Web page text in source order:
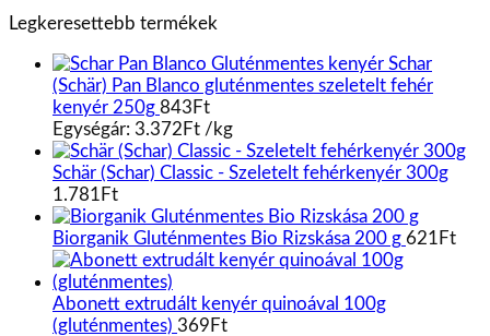
Legkeresettebb termékek
Schar
(Schär) Pan Blanco gluténmentes szeletelt fehér
kenyér 250g 843 Ft
Egységár: 3.372 Ft /kg
Schär (Schar) Classic - Szeletelt fehérkenyér 300g
1.781 Ft
Biorganik Gluténmentes Bio Rizskása 200 g 621 Ft
Abonett extrudált kenyér quinoával 100g
(gluténmentes) 369 Ft